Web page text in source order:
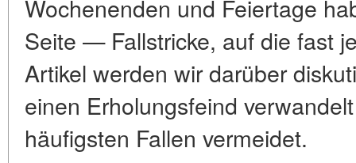
Wochenenden und Feiertage
Seite — Fallstricke, auf die fast
Artikel werden wir darüber
einen Erholungsfeind
häufigsten Fallen vermeidet.